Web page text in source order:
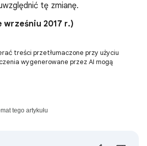
tę zmianę.
wrześniu 2017 r.)
treści przetłumaczone przy użyciu
wygenerowane przez AI mogą
tego artykułu